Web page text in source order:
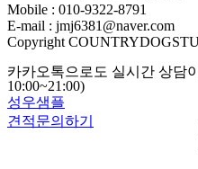
Mobile : 010-9322-8791
E-mail : jmj6381@naver.com
Copyright
카카오톡으로도 실시간 상담
10:00~21:00)
성우샘플
견적문의하기